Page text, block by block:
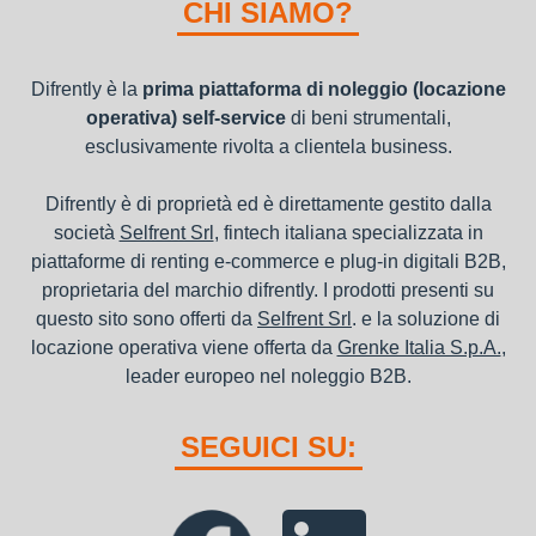
canoni di noleggio sono deducibili ai fini IRES e IRAP
CHI SIAMO?
Difrently è la prima piattaforma di noleggio (locazione
operativa) self-servicedi beni strumentali,
esclusivamente rivolta a clientela business.
Difrently è di proprietà ed è direttamente gestito dalla
società Selfrent Srl , fintech italiana specializzata in
piattaforme di renting e-commerce e plug-in digitali B2B,
proprietaria del marchio difrently. I prodotti presenti su
questo sito sono offerti da Selfrent Srl . e la soluzione di
locazione operativa viene offerta da Grenke Italia S.p.A.,
leader europeo nel noleggio B2B.
SEGUICI SU: